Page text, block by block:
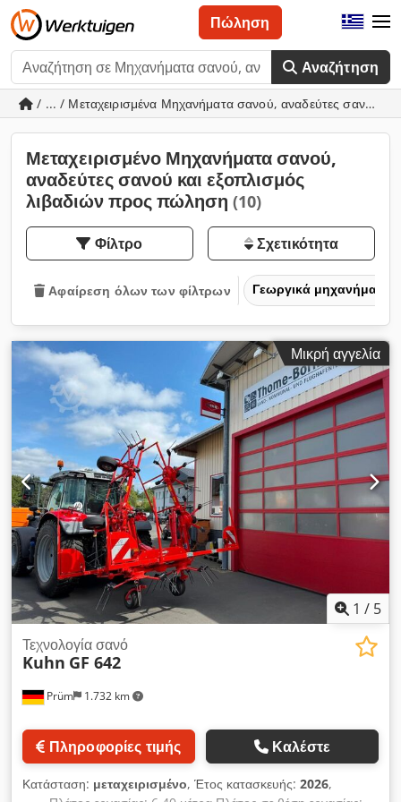
Αναζήτηση
Πώληση
/ ... / Μεταχειρισμένα Μηχανήματα σανού, αναδεύτες σανού
Μεταχειρισμένο Μηχανήματα σανού,
αναδεύτες σανού και εξοπλισμός
λιβαδιών προς πώληση (10)
Φίλτρο Σχετικότητα
Αφαίρεση όλων των φίλτρων Γεωργικά μηχανήματα
Μικρή αγγελία
1 / 5
Prüm 1.732 km
Τεχνολογία σανό
Kuhn GF 642
Πληροφορίες τιμής Καλέστε
Κατάσταση: μεταχειρισμένο, Έτος κατασκευής: 2026,